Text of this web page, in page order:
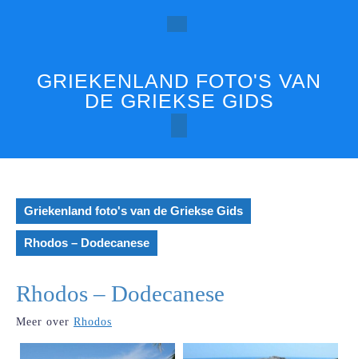
Open
knop
GRIEKENLAND FOTO'S VAN
DE GRIEKSE GIDS
Griekenland foto's van de Griekse Gids
Rhodos – Dodecanese
Rhodos – Dodecanese
Meer over Rhodos